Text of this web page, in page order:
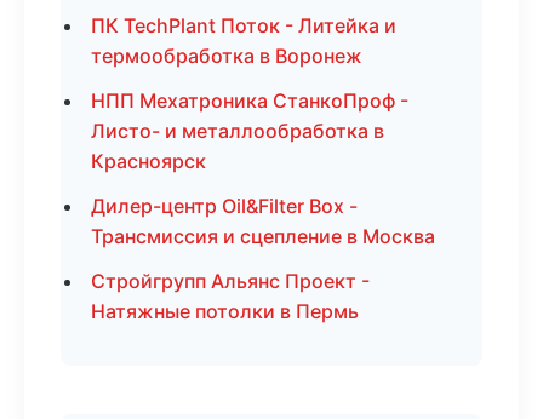
ПК TechPlant Поток - Литейка и
термообработка в Воронеж
НПП Мехатроника СтанкоПроф -
Листо- и металлообработка в
Красноярск
Дилер-центр Oil&Filter Box -
Трансмиссия и сцепление в Москва
Стройгрупп Альянс Проект -
Натяжные потолки в Пермь